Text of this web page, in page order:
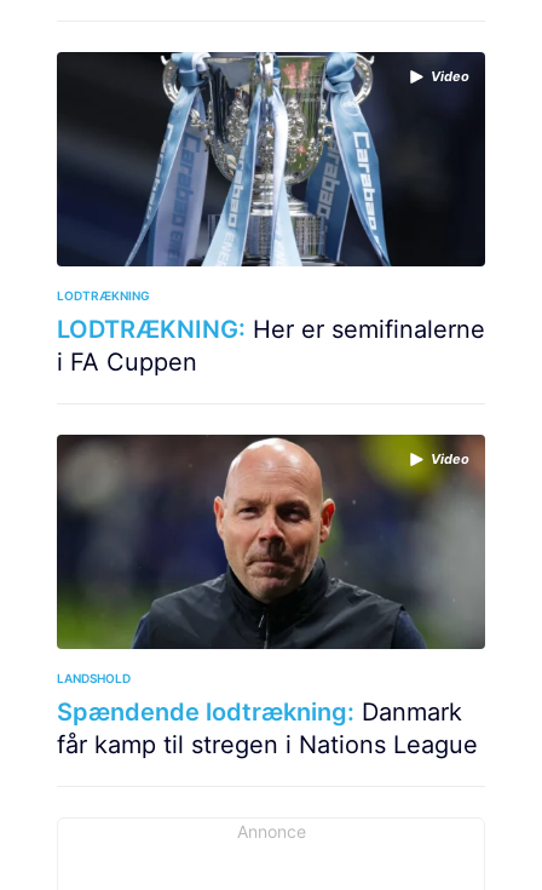
Video
LODTRÆKNING
LODTRÆKNING: Her er semifinalerne
i FA Cuppen
Video
LANDSHOLD
Spændende lodtrækning: Danmark
får kamp til stregen i Nations League
Annonce